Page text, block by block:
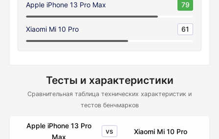
Apple iPhone 13 Pro Max 79
Xiaomi Mi 10 Pro 61
Тесты и характеристики
Сравнительная таблица технических характеристик и
тестов бенчмарков
Apple iPhone 13 Pro
Max
vs Xiaomi Mi 10 Pro